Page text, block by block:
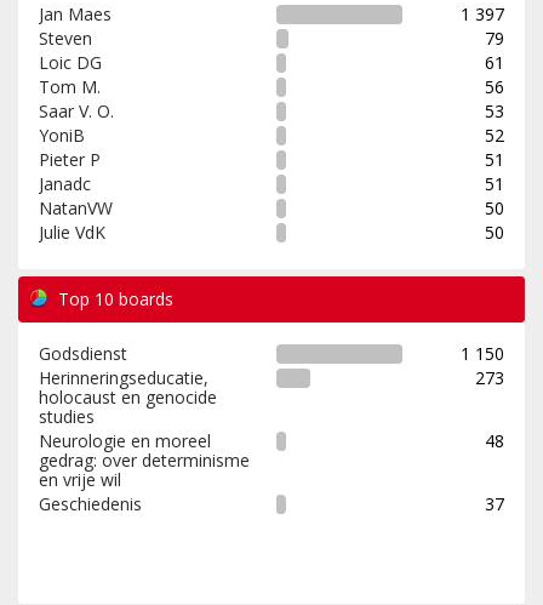
Jan Maes
1 397
Steven
79
Loic DG
61
Tom M.
56
Saar V. O.
53
YoniB
52
Pieter P
51
Janadc
51
NatanVW
50
Julie VdK
50
Top 10 boards
Godsdienst
1 150
Herinneringseducatie,
holocaust en genocide
studies
273
Neurologie en moreel
gedrag: over determinisme
en vrije wil
48
Geschiedenis 37